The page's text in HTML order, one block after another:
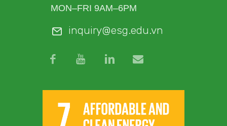
MON–FRI 9AM–6PM
inquiry@esg.edu.vn